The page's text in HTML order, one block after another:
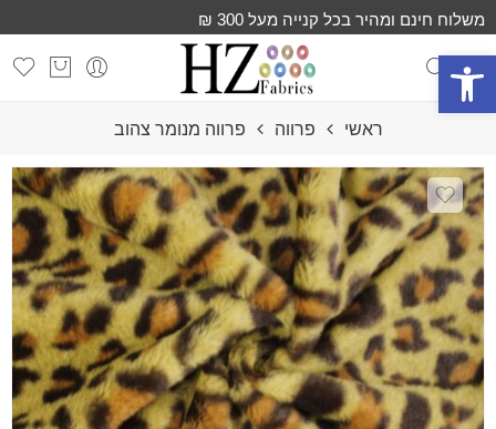
פתח סרגל נגישות
משלוח חינם ומהיר בכל קנייה מעל 300 ₪
ראשי פרווה פרווה מנומר צהוב